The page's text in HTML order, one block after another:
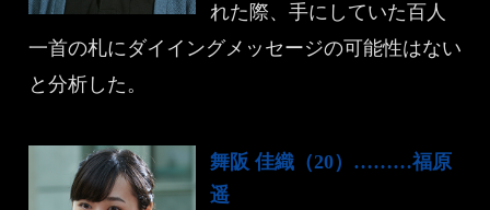
れた際、手にしていた百人
一首の札にダイイングメッセージの可能性はない
と分析した。
舞阪 佳織（20）………福原
遥